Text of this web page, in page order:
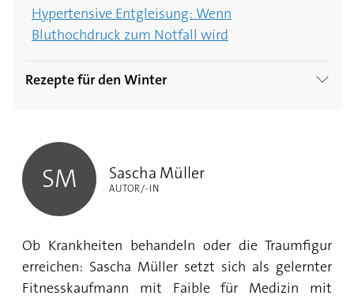
Stress lass nach: Progressive
Muskelentspannung nach Jacobson
Warum die mediterrane Küche so gesund ist: 5
Gründe
Hypertensive Entgleisung: Wenn
Bluthochdruck zum Notfall wird
Rezepte für den Winter
Blumenkohl-Kartoffel-Curry
Kabeljau in bunter Panade
SM Sascha Müller
AUTOR/-IN
Ob Krankheiten behandeln oder die Traumfigur
erreichen: Sascha Müller setzt sich als gelernter
Fitnesskaufmann mit Faible für Medizin mit